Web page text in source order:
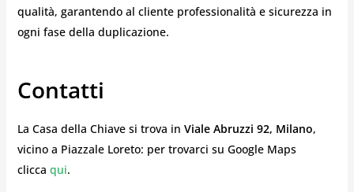
qualità, garantendo al cliente professionalità e sicurezza in
ogni fase della duplicazione.
Contatti
La Casa della Chiave si trova in Viale Abruzzi 92, Milano,
vicino a Piazzale Loreto: per trovarci su Google Maps
clicca qui.